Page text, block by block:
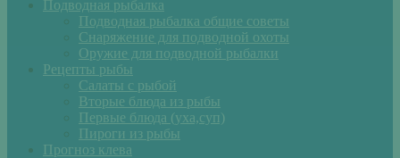
Подводная рыбалка
Подводная рыбалка общие советы
Снаряжение для подводной охоты
Оружие для подводной рыбалки
Рецепты рыбы
Салаты с рыбой
Вторые блюда из рыбы
Первые блюда (уха,суп)
Пироги из рыбы
Прогноз клева